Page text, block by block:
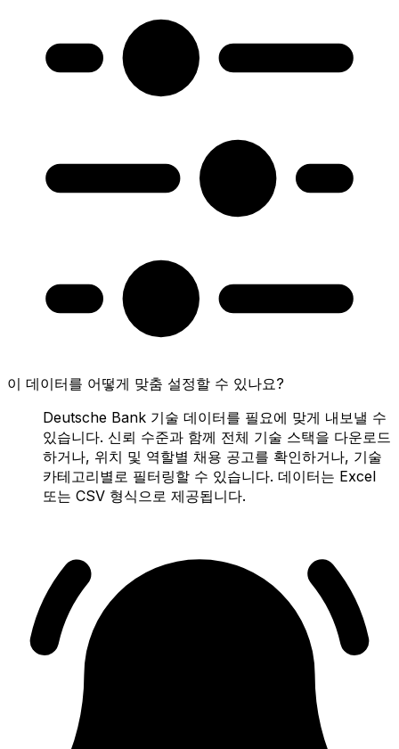
이 데이터를 어떻게 맞춤 설정할 수 있나요?
Deutsche Bank 기술 데이터를 필요에 맞게 내보낼 수
있습니다. 신뢰 수준과 함께 전체 기술 스택을 다운로드
하거나, 위치 및 역할별 채용 공고를 확인하거나, 기술
카테고리별로 필터링할 수 있습니다. 데이터는 Excel
또는 CSV 형식으로 제공됩니다.